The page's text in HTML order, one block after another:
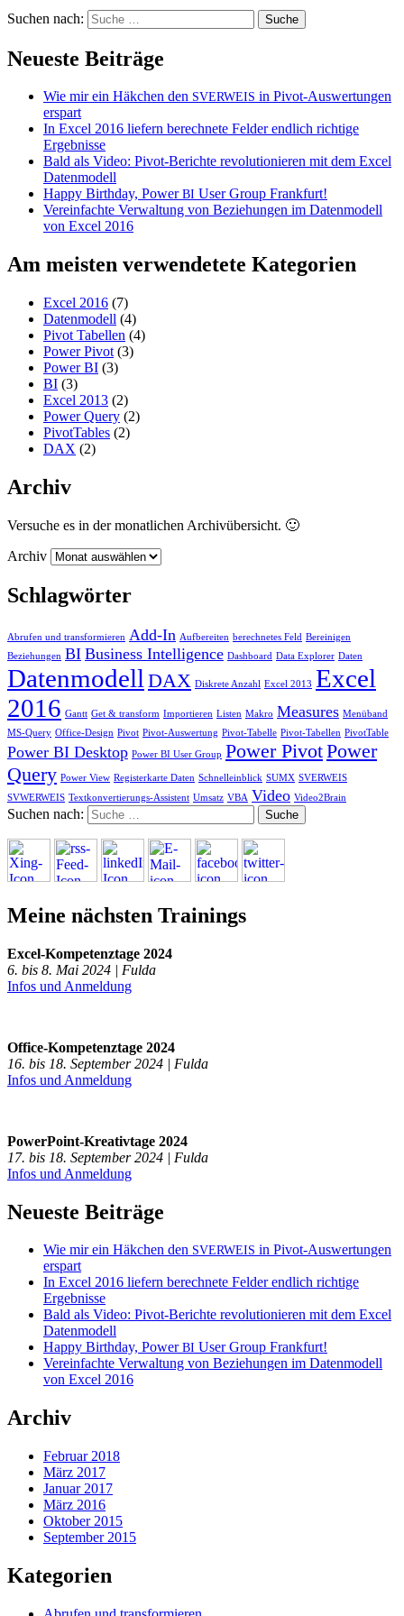
Suchen nach:
Neueste Beiträge
Wie mir ein Häkchen den SVERWEIS in Pivot-Auswertungen
erspart
In Excel 2016 liefern berechnete Felder endlich richtige
Ergebnisse
Bald als Video: Pivot-Berichte revolutionieren mit dem Excel
Datenmodell
Happy Birthday, PowerBI User Group Frankfurt!
Vereinfachte Verwaltung von Beziehungen im Datenmodell
von Excel 2016
Am meisten verwendetete Kategorien
Excel 2016 (7)
Datenmodell (4)
Pivot Tabellen (4)
Power Pivot (3)
Power BI (3)
BI (3)
Excel 2013 (2)
Power Query (2)
PivotTables (2)
DAX (2)
Archiv
Versuche es in der monatlichen Archivübersicht. 🙂
Archiv
Schlagwörter
Abrufen und transformieren Add-In Aufbereiten berechnetes Feld Bereinigen
Beziehungen BI Business Intelligence Dashboard Data Explorer Daten
Datenmodell DAX Diskrete Anzahl Excel 2013 Excel
2016 Gantt Get & transform Importieren Listen Makro Measures Menüband
MS-Query Office-Design Pivot Pivot-Auswertung Pivot-Tabelle Pivot-Tabellen PivotTable
Power BI Desktop Power BI User Group Power PivotPower
Query Power View Registerkarte Daten Schnelleinblick SUMX SVERWEIS
SVWERWEIS Textkonvertierungs-Assistent Umsatz VBA Video Video2Brain
Suchen nach:
Meine nächsten Trainings
Excel-Kompetenztage 2024
6. bis 8. Mai 2024 | Fulda
Infos und Anmeldung
Office-Kompetenztage 2024
16. bis 18. September 2024 | Fulda
Infos und Anmeldung
PowerPoint-Kreativtage 2024
17. bis 18. September 2024 | Fulda
Infos und Anmeldung
Neueste Beiträge
Wie mir ein Häkchen den SVERWEIS in Pivot-Auswertungen
erspart
In Excel 2016 liefern berechnete Felder endlich richtige
Ergebnisse
Bald als Video: Pivot-Berichte revolutionieren mit dem Excel
Datenmodell
Happy Birthday, PowerBI User Group Frankfurt!
Vereinfachte Verwaltung von Beziehungen im Datenmodell
von Excel 2016
Archiv
Februar 2018
März 2017
Januar 2017
März 2016
Oktober 2015
September 2015
Kategorien